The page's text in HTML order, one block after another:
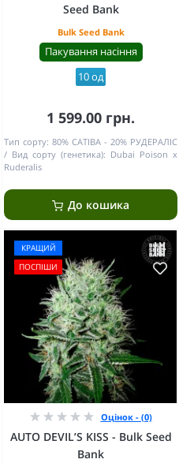
Seed Bank
Bulk Seed Bank
Пакування насіння
10 од
1 599.00 грн.
Тип сорту: 80% САТІВА - 20% РУДЕРАЛІС
Вид сорту (генетика): Dubai Poison x
Ruderalis
До кошика
КРАЩИЙ
ПОСПІШИ
Оцінок - (0)
AUTO DEVIL’S KISS - Bulk Seed
Bank